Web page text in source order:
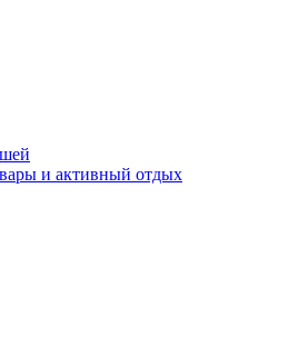
и активный отдых